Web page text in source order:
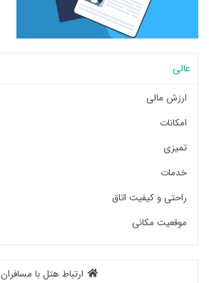
عالی
ارزش مالی
امکانات
تمیزی
خدمات
راحتی و کیفیت اتاق
موقعیت مکانی
ارتباط هتل با مسافران